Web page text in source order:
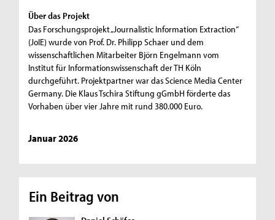
Über das Projekt
Das Forschungsprojekt „Journalistic Information Extraction“
(JoIE) wurde von Prof. Dr. Philipp Schaer und dem
wissenschaftlichen Mitarbeiter Björn Engelmann vom
Institut für Informationswissenschaft der TH Köln
durchgeführt. Projektpartner war das Science Media Center
Germany. Die Klaus Tschira Stiftung gGmbH förderte das
Vorhaben über vier Jahre mit rund 380.000 Euro.
Januar 2026
Ein Beitrag von